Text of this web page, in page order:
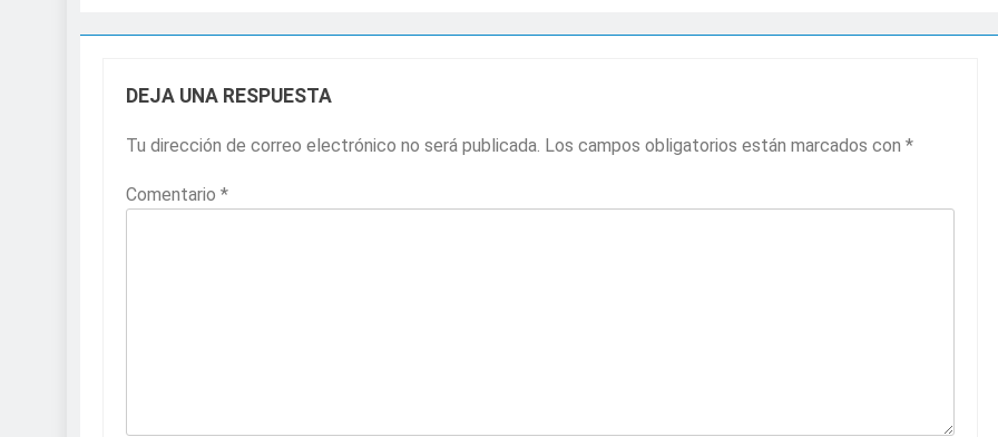
DEJA UNA RESPUESTA
Tu dirección de correo electrónico no será publicada. Los campos obligatorios están marcados con *
Comentario *